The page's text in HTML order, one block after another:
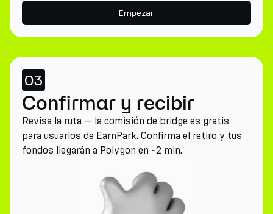
Empezar
03
Confirmar y recibir
Revisa la ruta — la comisión de bridge es gratis
para usuarios de EarnPark. Confirma el retiro y tus
fondos llegarán a Polygon en ~2 min.